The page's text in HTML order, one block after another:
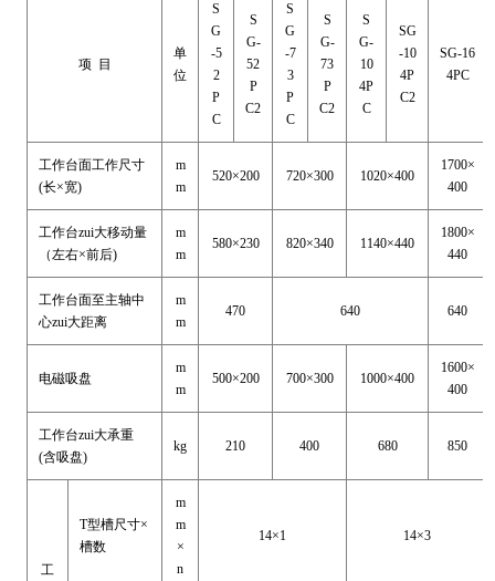
项 目
单
位
S
G
-5
2
P
C
S
G-
52
P
C2
S
G
-7
3
P
C
S
G-
73
P
C2
S
G-
10
4P
C
SG
-10
4P
C2
SG-16
4PC
工作台面工作尺寸
(长×宽)
m
m
520×200 720×300 1020×400
1700×
400
工作台zui大移动量
（左右×前后)
m
m
580×230 820×340 1140×440
1800×
440
工作台面至主轴中
心zui大距离
m
m
470 640 640
电磁吸盘
m
m
500×200 700×300 1000×400
1600×
400
工作台zui大承重
(含吸盘)
kg 210 400 680 850
工
T型槽尺寸×
槽数
m
m
×
n
14×1 14×3